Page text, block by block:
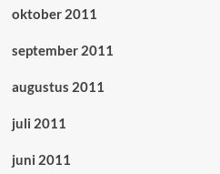
oktober 2011
september 2011
augustus 2011
juli 2011
juni 2011